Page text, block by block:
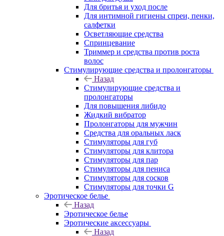
Для бритья и уход после
Для интимной гигиены спреи, пенки,
салфетки
Осветляющие средства
Спринцевание
Триммер и средства против роста
волос
Стимулирующие средства и пролонгаторы
Назад
Стимулирующие средства и
пролонгаторы
Для повышения либидо
Жидкий вибратор
Пролонгаторы для мужчин
Средства для оральных ласк
Стимуляторы для губ
Стимуляторы для клитора
Стимуляторы для пар
Стимуляторы для пениса
Стимуляторы для сосков
Стимуляторы для точки G
Эротическое белье
Назад
Эротическое белье
Эротические аксессуары
Назад